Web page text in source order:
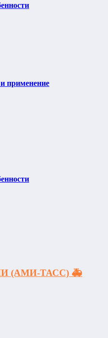
применение
(АМИ-ТАСС) 🚑